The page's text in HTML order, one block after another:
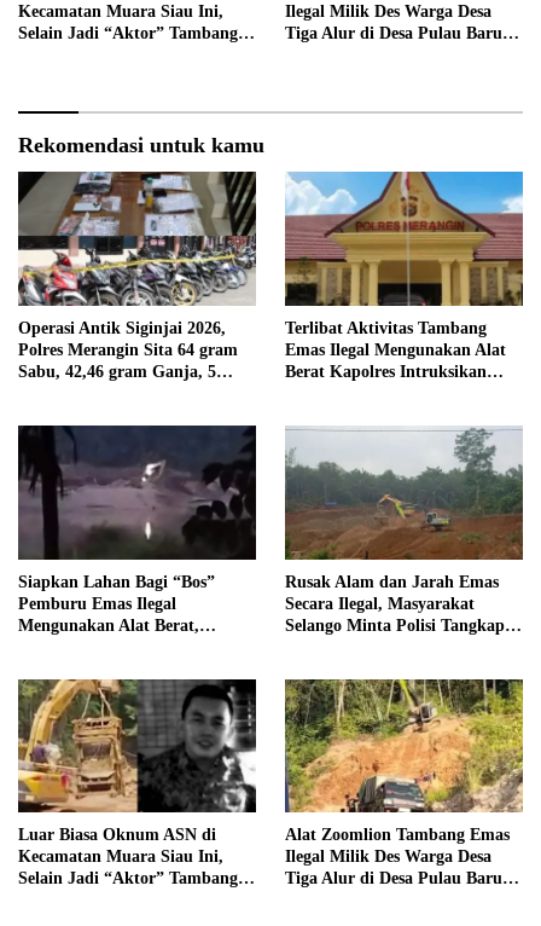
Kecamatan Muara Siau Ini,
Selain Jadi “Aktor” Tambang
Ilegal Milik Des Warga Desa
Tiga Alur di Desa Pulau Baru
Rekomendasi untuk kamu
Operasi Antik Siginjai 2026,
Polres Merangin Sita 64 gram
Sabu, 42,46 gram Ganja, 5
Terlibat Aktivitas Tambang
Emas Ilegal Mengunakan Alat
Berat Kapolres Intruksikan
Tanjung Mudo
Siapkan Lahan Bagi “Bos”
Pemburu Emas Ilegal
Mengunakan Alat Berat,
Terancam di Pecat
Rusak Alam dan Jarah Emas
Secara Ilegal, Masyarakat
Selango Minta Polisi Tangkap
Luar Biasa Oknum ASN di
Kecamatan Muara Siau Ini,
Selain Jadi “Aktor” Tambang
Alat Zoomlion Tambang Emas
Ilegal Milik Des Warga Desa
Tiga Alur di Desa Pulau Baru